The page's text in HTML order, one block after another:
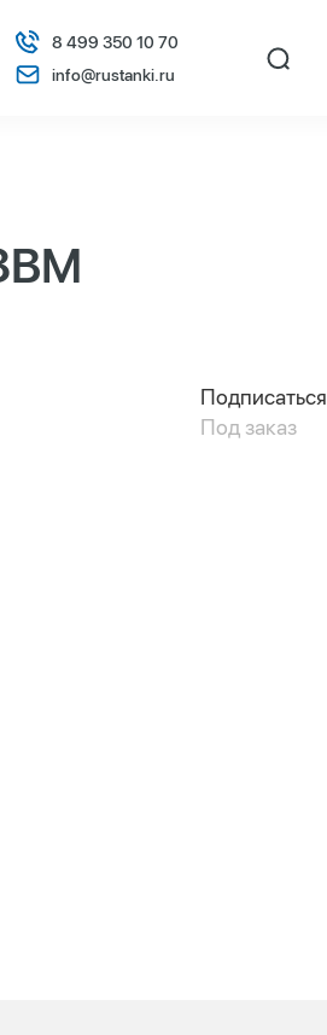
8 499 350 10 70
info@rustanki.ru
Подписаться
Под заказ